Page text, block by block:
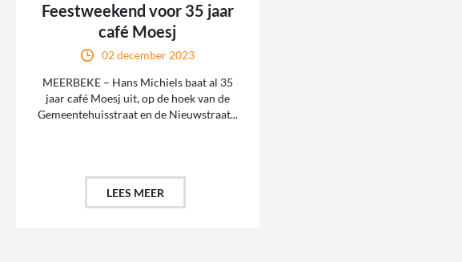
Feestweekend voor 35 jaar
café Moesj
02 december 2023
MEERBEKE – Hans Michiels baat al 35
jaar café Moesj uit, op de hoek van de
Gemeentehuisstraat en de Nieuwstraat...
LEES MEER